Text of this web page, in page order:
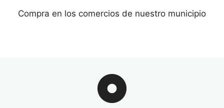
Compra en los comercios de nuestro municipio